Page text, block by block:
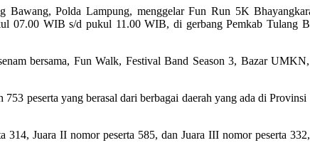
Polda Lampung, menggelar Fun Run 5K
07.00 WIB s/d pukul 11.00 WIB, di gerbang Pemkab Tulang
bersama, Fun Walk, Festival Band Season 3, Bazar
peserta yang berasal dari berbagai daerah yang ada di
Juara II nomor peserta 585, dan Juara III nomor peserta